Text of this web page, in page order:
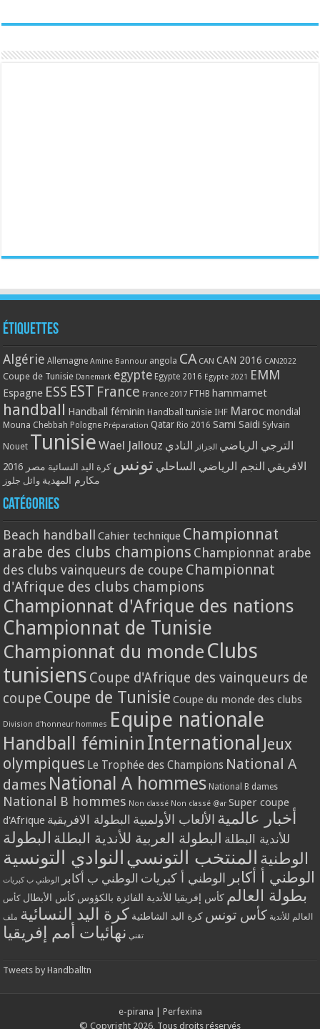
Étiquettes
Algérie Allemagne Amine Bannour angola CA CAN CAN 2016 CAN2022
Coupe de Tunisie Danemark egypte Egypte 2016 Egypte 2021 EMM
Espagne ESS EST France France 2017 FTHB hammamet
handball Handball féminin Handball tunisie IHF Maroc mondial
Mouna Chebbah Pologne Préparation Qatar Rio 2016 Sami Saidi Sylvain
Nouet Tunisie Wael Jallouz الترجي الرياضي الجزائر النادي
الافريقي النجم الرياضي الساحلي تونس كرة اليد النسائية مصر 2016
مكارم المهدية وائل جلوز
Catégories
Beach handball Cahier technique Championnat
arabe des clubs champions Championnat arabe
des clubs vainqueurs de coupe Championnat
d'Afrique des clubs champions
Championnat d'Afrique des nations
Championnat de Tunisie
Championnat du monde Clubs
tunisiens Coupe d'Afrique des vainqueurs de
coupe Coupe de Tunisie Coupe du monde des clubs
Division d'honneur hommes Equipe nationale
Handball féminin International Jeux
olympiques Le Trophée des Champions National A
dames National A hommes National B dames
National B hommes Non classé Non classé @ar Super coupe
d'Afrique
أخبار عالمية الألعاب الأولمبية البطولة الافريقية
للأندية البطلة البطولة العربية للأندية البطلة البطولة
الوطنية المنتخب التونسي النوادي التونسية
الوطني أ أكابر الوطني أ كبريات الوطني ب أكابر الوطني ب كبريات
بطولة العالم كأس إفريقيا للأندية الفائزة بالكؤوس كأس الأبطال كأس
العالم للأندية كأس تونس كرة اليد الشاطئية كرة اليد النسائية ملف
تقني نهائيات أمم إفريقيا
Tweets by Handballtn
e-pirana
Perfexina
© Copyright 2026, Tous droits réservés